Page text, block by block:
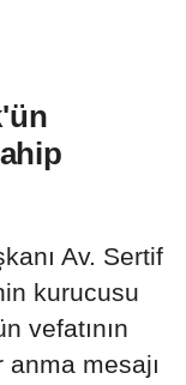
Av. Sertif
kurucusu
vefatının
anma mesajı